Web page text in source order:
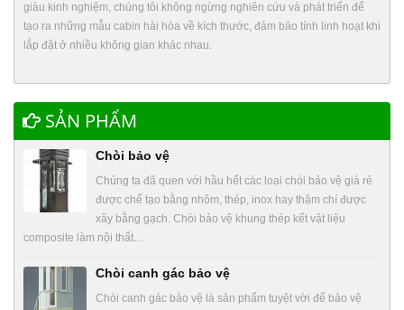
giàu kinh nghiệm, chúng tôi không ngừng nghiên cứu và phát triển để
tạo ra những mẫu cabin hài hòa về kích thước, đảm bảo tính linh hoạt khi
lắp đặt ở nhiều không gian khác nhau.
SẢN PHẨM
Chòi bảo vệ
Chúng ta đã quen với hầu hết các loại chòi bảo vệ giá rẻ
được chế tạo bằng nhôm, thép, inox hay thậm chí được
xây bằng gạch. Chòi bảo vệ khung thép kết vật liệu
composite làm nội thất…
Chòi canh gác bảo vệ
Chòi canh gác bảo vệ là sản phẩm tuyệt vời để bảo vệ